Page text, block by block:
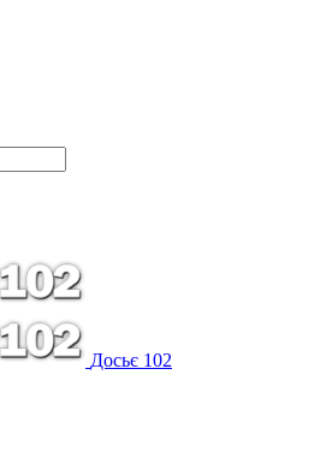
Досьє 102